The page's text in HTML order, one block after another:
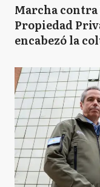
Marcha
Propiedad
encabezó la